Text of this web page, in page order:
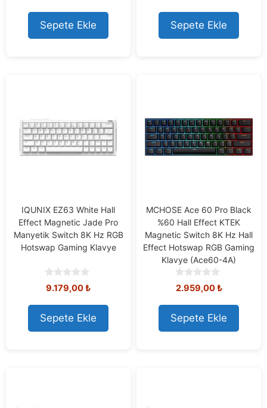
Sepete Ekle Sepete Ekle
IQUNIX EZ63 White Hall
Effect Magnetic Jade Pro
Manyetik Switch 8K Hz RGB
Hotswap Gaming Klavye
0
o
u
t
o
f
9.179,00₺
Sepete Ekle
MCHOSE Ace 60 Pro Black
%60 Hall Effect KTEK
Magnetic Switch 8K Hz Hall
Effect Hotswap RGB Gaming
Klavye (Ace60-4A)
0
o
u
t
o
f
2.959,00₺
Sepete Ekle